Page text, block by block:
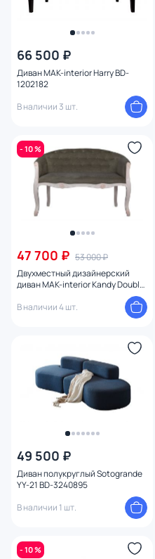
66 500 ₽
Диван MAK-interior Harry BD-
1202182
В наличии 3 шт.
- 10 %
47 700 ₽ 53 000 ₽
Двухместный дизайнерский
диван MAK-interior Kandy Double
В наличии 4 шт.
49 500 ₽
Диван полукруглый Sotogrande
YY-21 BD-3240895
В наличии 1 шт.
- 10 %
Бренд
Цвет
Стиль
Страна
Материал
Размер
Тип помещения
Оформление
Глубина (см)
Количество мест
Механизм трансформации